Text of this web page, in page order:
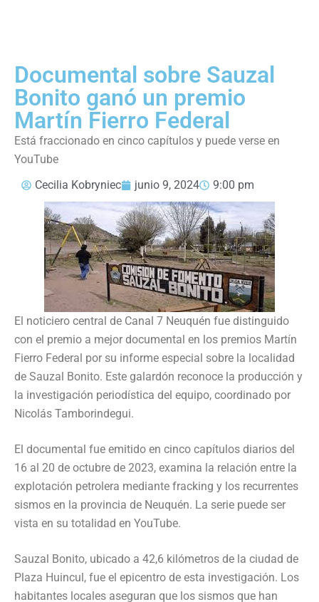
Documental sobre Sauzal
Bonito ganó un premio
Martín Fierro Federal
Está fraccionado en cinco capítulos y puede verse en
YouTube
Cecilia Kobryniec
junio 9, 2024 9:00 pm
El noticiero central de Canal 7 Neuquén fue distinguido
con el premio a mejor documental en los premios Martín
Fierro Federal por su informe especial sobre la localidad
de Sauzal Bonito. Este galardón reconoce la producción y
la investigación periodística del equipo, coordinado por
Nicolás Tamborindegui.
El documental fue emitido en cinco capítulos diarios del
16 al 20 de octubre de 2023, examina la relación entre la
explotación petrolera mediante fracking y los recurrentes
sismos en la provincia de Neuquén. La serie puede ser
vista en su totalidad en YouTube.
Sauzal Bonito, ubicado a 42,6 kilómetros de la ciudad de
Plaza Huincul, fue el epicentro de esta investigación. Los
habitantes locales aseguran que los sismos que han